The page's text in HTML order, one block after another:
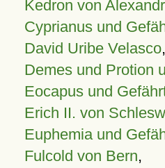
Kedron von
Cyprianus und
David Uribe Velasco,
Demes und Protion
Eocapus und
Erich II. von
Euphemia und
Fulcold von Bern,